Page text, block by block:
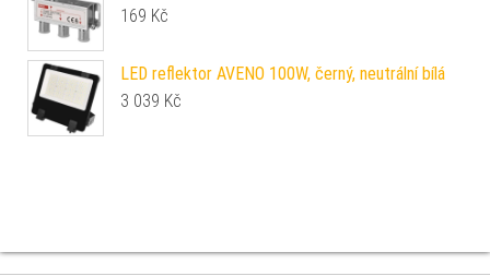
169 Kč
LED reflektor AVENO 100W, černý, neutrální bílá
3 039 Kč